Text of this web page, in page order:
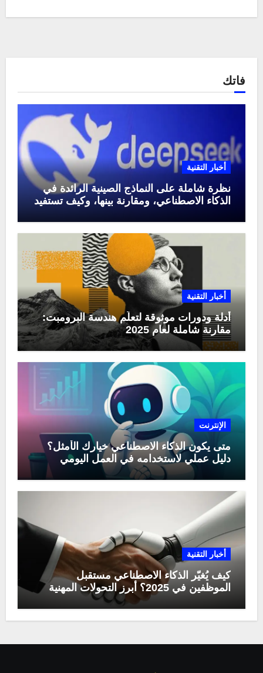
فاتك
أخبار التقنية
نظرة شاملة على النماذج الصينية الرائدة في
الذكاء الاصطناعي، ومقارنة بينها، وكيف تستفيد
أخبار التقنية
أدلة ودورات موثوقة لتعلّم هندسة البرومبت:
مقارنة شاملة لعام 2025
الإنترنت
متى يكون الذكاء الاصطناعي خيارك الأمثل؟
دليل عملي لاستخدامه في العمل اليومي
أخبار التقنية
كيف يُغيّر الذكاء الاصطناعي مستقبل
الموظفين في 2025؟ أبرز التحولات المهنية